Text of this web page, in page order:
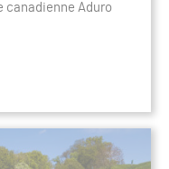
canadienne Aduro